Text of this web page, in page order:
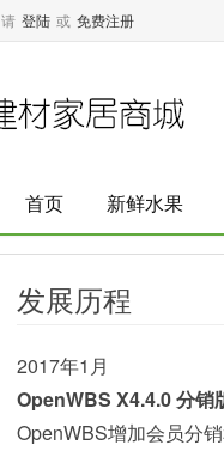
请 登陆 或 免费注册
首页 新鲜水果
发展历程
2017年1月
OpenWBS X4.4.0 分销
OpenWBS增加会员分